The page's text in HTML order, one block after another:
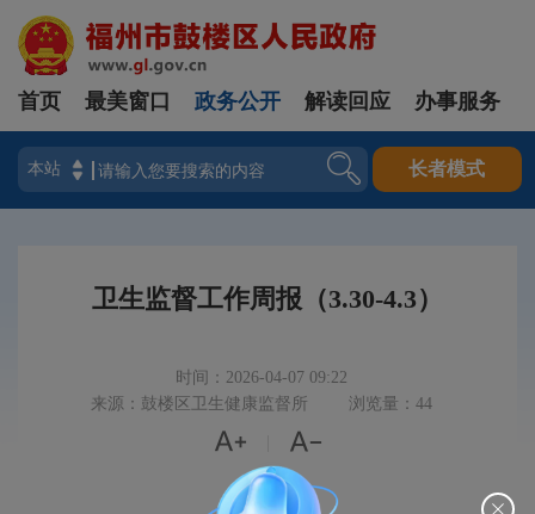
登录
首页 最美窗口 政务公开 解读回应 办事服务
长者模式
卫生监督工作周报（3.30-4.3）
时间：2026-04-07 09:22
来源：鼓楼区卫生健康监督所
浏览量：44
 